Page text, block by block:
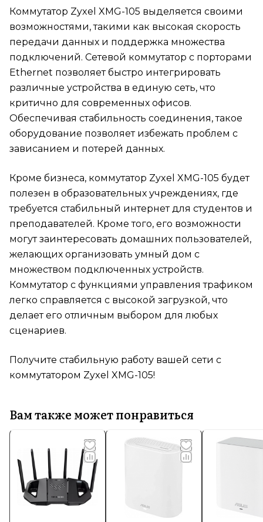
Коммутатор Zyxel XMG-105 выделяется своими
возможностями, такими как высокая скорость
передачи данных и поддержка множества
подключений. Сетевой коммутатор с порторами
Ethernet позволяет быстро интегрировать
различные устройства в единую сеть, что
критично для современных офисов.
Обеспечивая стабильность соединения, такое
оборудование позволяет избежать проблем с
зависанием и потерей данных.
Кроме бизнеса, коммутатор Zyxel XMG-105 будет
полезен в образовательных учреждениях, где
требуется стабильный интернет для студентов и
преподавателей. Кроме того, его возможности
могут заинтересовать домашних пользователей,
желающих организовать умный дом с
множеством подключенных устройств.
Коммутатор с функциями управления трафиком
легко справляется с высокой загрузкой, что
делает его отличным выбором для любых
сценариев.
Получите стабильную работу вашей сети с
коммутатором Zyxel XMG-105!
Вам также может понравиться